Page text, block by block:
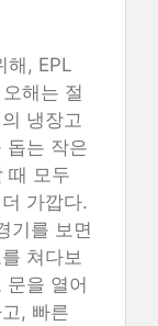
해, EPL
해는 절
냉장고
돕는 작은
때 모두
가깝다.
기를 보면
쳐다보
문을 열어
, 빠른